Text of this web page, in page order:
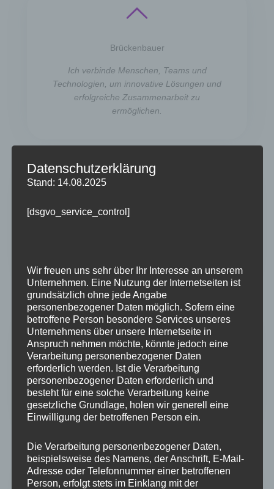
Brückenbauer
Ich verbinde Menschen, Teams und
Technologien, um innovative Lösungen und
erfolgreiche Zusammenarbeit zu
ermöglichen.
Wertschätzend
Meine Arbeit basiert auf Vertrauen, Respekt
und einer Kommunikation auf Augenhöhe.
Datenschutzerklärung
Stand: 14.08.2025
[dsgvo_service_control]
Wir freuen uns sehr über Ihr Interesse an unserem
Unternehmen. Eine Nutzung der Internetseiten ist
grundsätzlich ohne jede Angabe
personenbezogener Daten möglich. Sofern eine
betroffene Person besondere Services unseres
Unternehmens über unsere Internetseite in
Anspruch nehmen möchte, könnte jedoch eine
Verarbeitung personenbezogener Daten
erforderlich werden. Ist die Verarbeitung
personenbezogener Daten erforderlich und
besteht für eine solche Verarbeitung keine
gesetzliche Grundlage, holen wir generell eine
Einwilligung der betroffenen Person ein.
Die Verarbeitung personenbezogener Daten,
beispielsweise des Namens, der Anschrift, E-Mail-
Adresse oder Telefonnummer einer betroffenen
Person, erfolgt stets im Einklang mit der